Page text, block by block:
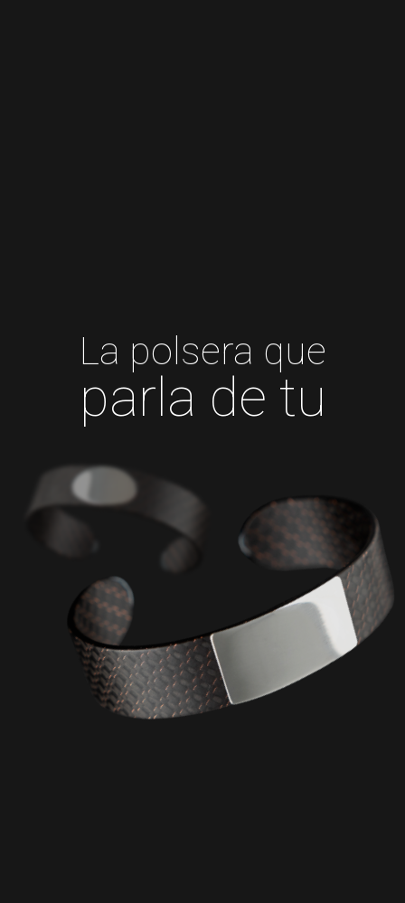
La polsera que
parla de tu